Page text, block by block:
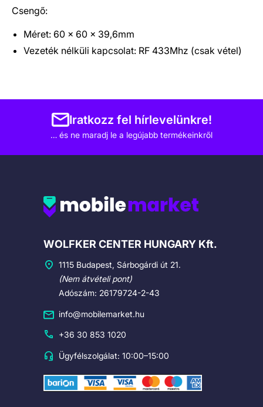
Csengő:
Méret: 60 x 60 x 39,6mm
Vezeték nélküli kapcsolat: RF 433Mhz (csak vétel)
Iratkozz fel hírlevelünkre!
… és ne maradj le a legújabb termékeinkről
Cégadatok
WOLFKER CENTER HUNGARY Kft.
1115 Budapest, Sárbogárdi út 21.
(Nem átvételi pont)
Adószám: 26179724-2-43
info@mobilemarket.hu
+36 30 853 1020
Ügyfélszolgálat: 10:00–15:00